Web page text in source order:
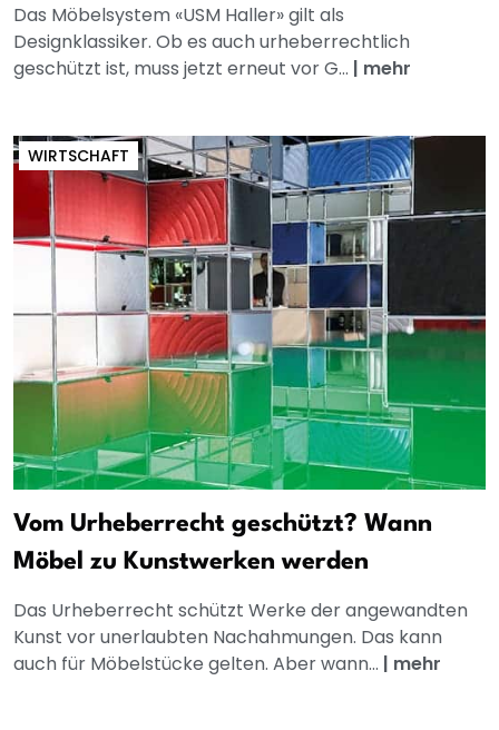
Das Möbelsystem «USM Haller» gilt als
Designklassiker. Ob es auch urheberrechtlich
geschützt ist, muss jetzt erneut vor G... | mehr
WIRTSCHAFT
Vom Urheberrecht geschützt? Wann
Möbel zu Kunstwerken werden
Das Urheberrecht schützt Werke der angewandten
Kunst vor unerlaubten Nachahmungen. Das kann
auch für Möbelstücke gelten. Aber wann... | mehr